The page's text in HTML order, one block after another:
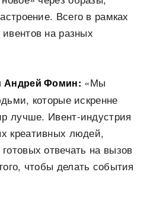
Всего в рамках
на разных
Андрей Фомин: «Мы
которые искренне
лучше. Ивент-индустрия
креативных людей,
отвечать на вызов
чтобы делать события